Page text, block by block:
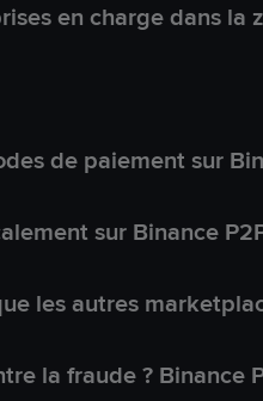
en charge dans la
de paiement sur
sur Binance
les autres
la fraude ? Binance